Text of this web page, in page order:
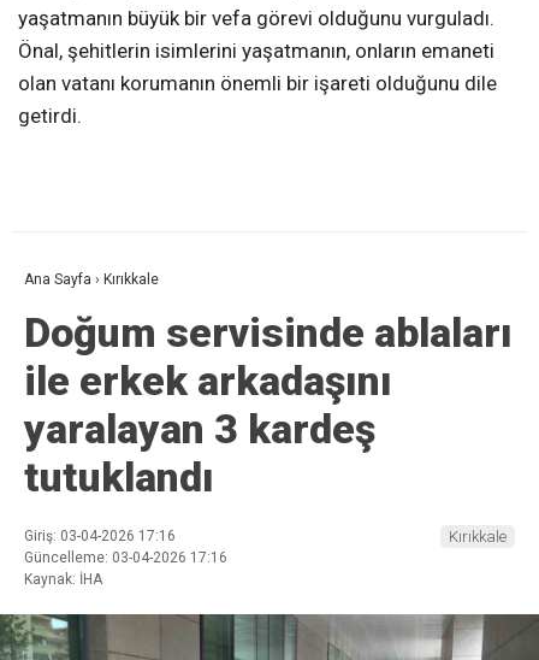
yaşatmanın büyük bir vefa görevi olduğunu vurguladı.
Önal, şehitlerin isimlerini yaşatmanın, onların emaneti
olan vatanı korumanın önemli bir işareti olduğunu dile
getirdi.
Ana Sayfa › Kırıkkale
Doğum servisinde ablaları
ile erkek arkadaşını
yaralayan 3 kardeş
tutuklandı
Giriş: 03-04-2026 17:16
Güncelleme: 03-04-2026 17:16
Kaynak: İHA
Kırıkkale